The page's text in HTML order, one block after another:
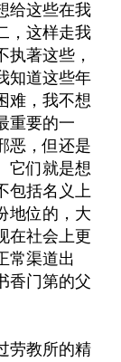
给这些在我
，这样走我
执著这些，
知道这些年
难，我不想
重要的一
恶，但还是
它们就是想
包括名义上
地位的，大
在社会上更
常渠道出
香门第的父
劳教所的精